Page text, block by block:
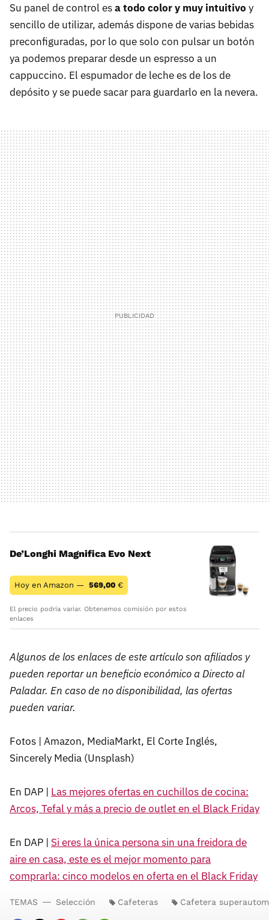
Su panel de control esa todo color y muy intuitivo y
sencillo de utilizar, además dispone de varias bebidas
preconfiguradas, por lo que solo con pulsar un botón
ya podemos preparar desde un espresso a un
cappuccino. El espumador de leche es de los de
depósito y se puede sacar para guardarlo en la nevera.
De’Longhi Magnifica Evo Next
Hoy en Amazon — 569,00 €
El precio podría variar. Obtenemos comisión por estos
enlaces
Algunos de los enlaces de este artículo son afiliados y
pueden reportar un beneficio económico a Directo al
Paladar. En caso de no disponibilidad, las ofertas
pueden variar.
Fotos | Amazon, MediaMarkt, El Corte Inglés,
Sincerely Media (Unsplash)
En DAP | Las mejores ofertas en cuchillos de cocina:
Arcos, Tefal y más a precio de outlet en el Black Friday
En DAP | Si eres la única persona sin una freidora de
aire en casa, este es el mejor momento para
comprarla: cinco modelos en oferta en el Black Friday
TEMAS Selección Cafeteras Cafetera